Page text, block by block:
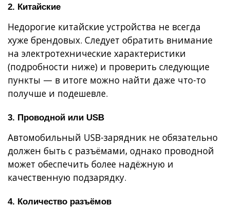
2. Китайские
Недорогие китайские устройства не всегда
хуже брендовых. Следует обратить внимание
на электротехнические характеристики
(подробности ниже) и проверить следующие
пункты — в итоге можно найти даже что-то
получше и подешевле.
3. Проводной или USB
Автомобильный USB-зарядник не обязательно
должен быть с разъёмами, однако проводной
может обеспечить более надёжную и
качественную подзарядку.
4. Количество разъёмов